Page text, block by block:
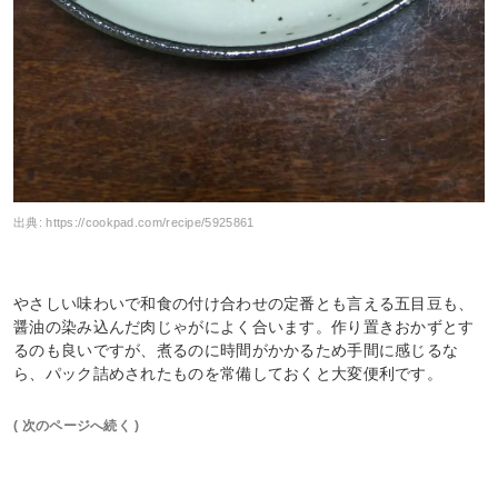
出典:https://cookpad.com/recipe/5925861
やさしい味わいで和食の付け合わせの定番とも言える五目豆も、
醤油の染み込んだ肉じゃがによく合います。作り置きおかずとす
るのも良いですが、煮るのに時間がかかるため手間に感じるな
ら、パック詰めされたものを常備しておくと大変便利です。
( 次のページへ続く )